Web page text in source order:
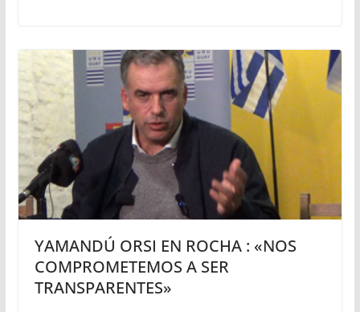
YAMANDÚ ORSI EN ROCHA : «NOS
COMPROMETEMOS A SER
TRANSPARENTES»